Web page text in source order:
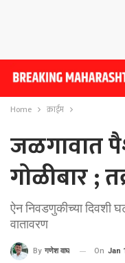
Home क्राईम
जळगावात
गोळीबार ;
ऐन निवडणुकीच्या दिवशी
वातावरण
By गणेश वाघ On Jan